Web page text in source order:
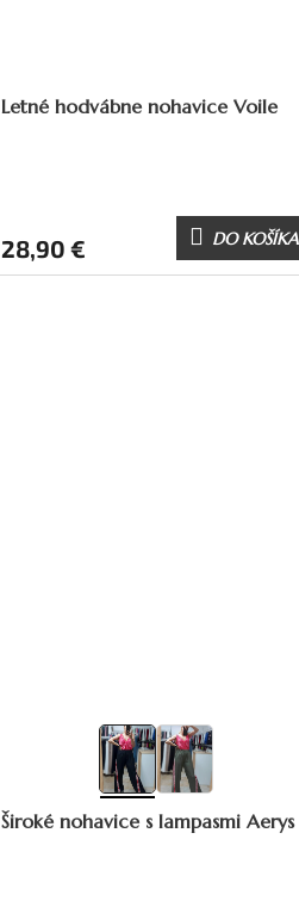
Letné hodvábne nohavice Voile
28,90 € DO KOŠÍKA
Široké nohavice s lampasmi Aerys